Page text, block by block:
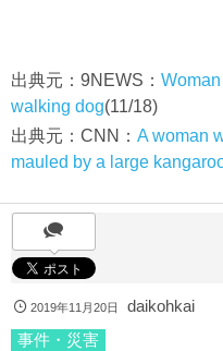
出典元：9NEWS：
walking dog(11/18)
出典元：CNN： A woman
mauled by a large
2019年11月20日
daikohkai
事件・災害